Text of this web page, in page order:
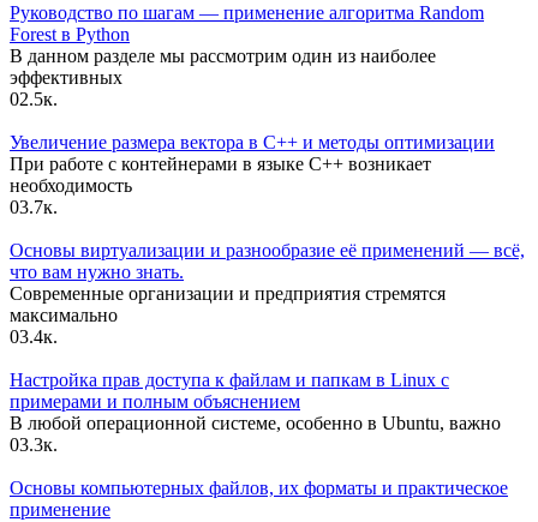
Руководство по шагам — применение алгоритма Random
Forest в Python
В данном разделе мы рассмотрим один из наиболее
эффективных
02.5к.
Увеличение размера вектора в C++ и методы оптимизации
При работе с контейнерами в языке C++ возникает
необходимость
03.7к.
Основы виртуализации и разнообразие её применений — всё,
что вам нужно знать.
Современные организации и предприятия стремятся
максимально
03.4к.
Настройка прав доступа к файлам и папкам в Linux с
примерами и полным объяснением
В любой операционной системе, особенно в Ubuntu, важно
03.3к.
Основы компьютерных файлов, их форматы и практическое
применение